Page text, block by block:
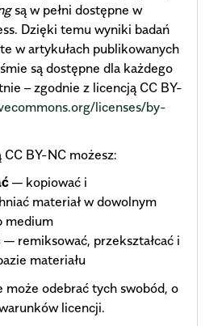
są w pełni dostępne w
Dzięki temu wyniki badań
w artykułach publikowanych
są dostępne dla każdego
– zgodnie z licencją CC BY-
licenses/by-
BY-NC możesz:
— kopiować i
materiał w dowolnym
medium
— remiksować, przekształcać i
materiału
może odebrać tych swobód, o
licencji.